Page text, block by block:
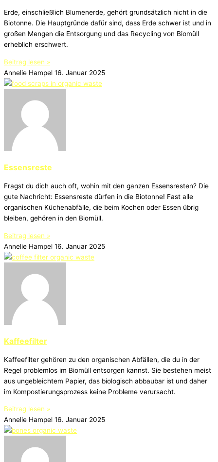
Erde, einschließlich Blumenerde, gehört grundsätzlich nicht in die
Biotonne. Die Hauptgründe dafür sind, dass Erde schwer ist und in
großen Mengen die Entsorgung und das Recycling von Biomüll
erheblich erschwert.
Beitrag lesen »
Annelie Hampel 16. Januar 2025
Essensreste
Fragst du dich auch oft, wohin mit den ganzen Essensresten? Die
gute Nachricht: Essensreste dürfen in die Biotonne! Fast alle
organischen Küchenabfälle, die beim Kochen oder Essen übrig
bleiben, gehören in den Biomüll.
Beitrag lesen »
Annelie Hampel 16. Januar 2025
Kaffeefilter
Kaffeefilter gehören zu den organischen Abfällen, die du in der
Regel problemlos im Biomüll entsorgen kannst. Sie bestehen meist
aus ungebleichtem Papier, das biologisch abbaubar ist und daher
im Kompostierungsprozess keine Probleme verursacht.
Beitrag lesen »
Annelie Hampel 16. Januar 2025